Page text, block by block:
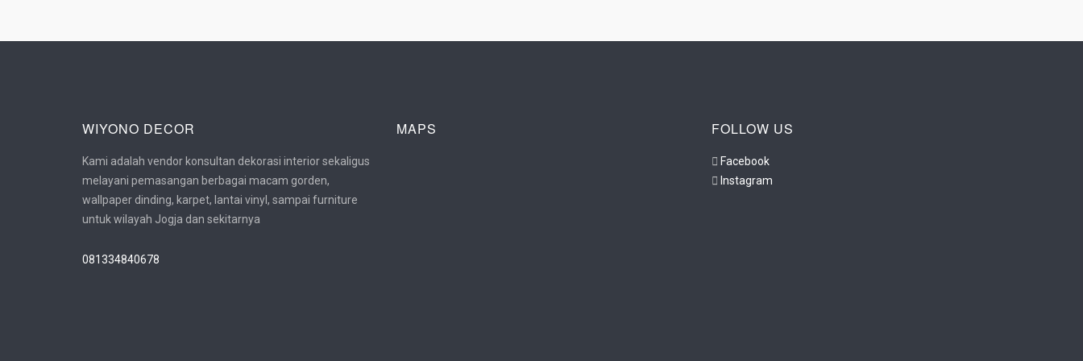
WIYONO DECOR
Kami adalah vendor konsultan dekorasi interior sekaligus
melayani pemasangan berbagai macam gorden,
wallpaper dinding, karpet, lantai vinyl, sampai furniture
untuk wilayah Jogja dan sekitarnya
081334840678
MAPS FOLLOW US
Facebook
Instagram